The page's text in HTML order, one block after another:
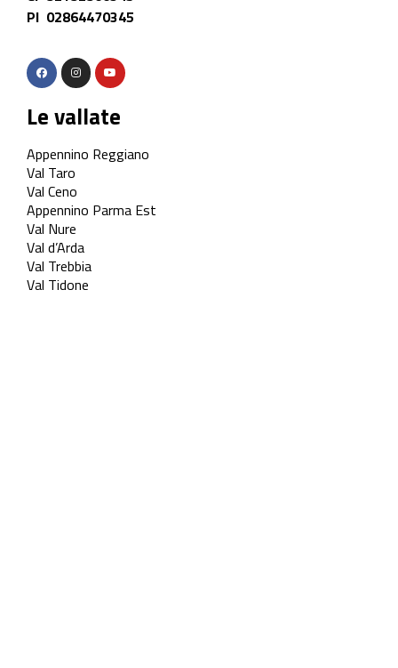
PI 02864470345
Le vallate
Appennino Reggiano
Val Taro
Val Ceno
Appennino Parma Est
Val Nure
Val d’Arda
Val Trebbia
Val Tidone